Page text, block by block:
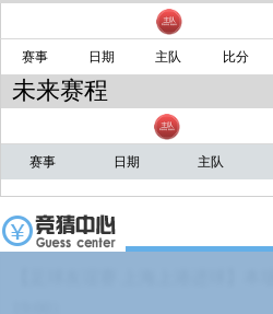
赛事 日期 主队 比分
未来赛程
赛事 日期 主队